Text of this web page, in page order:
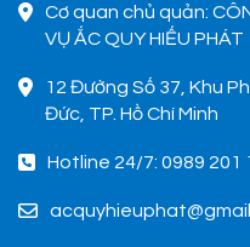
Cơ quan chủ quản:
VỤ ẮC QUY HIẾU PHÁT
12 Đường Số 37, Khu
Đức, TP. Hồ Chí Minh
Hotline 24/7: 0989 201